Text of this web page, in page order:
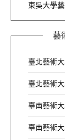
東吳大學
藝
臺北藝術
臺北藝術
臺南藝術
臺南藝術